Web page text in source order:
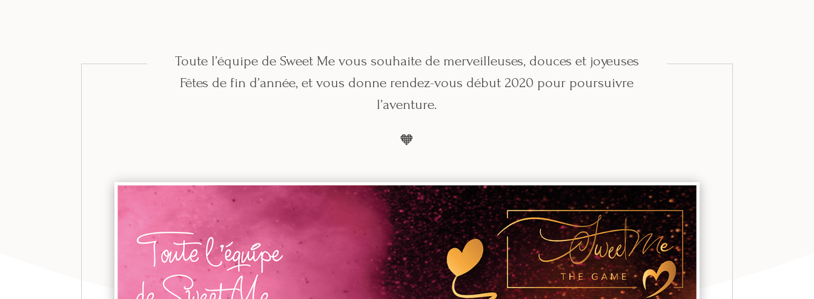
Toute l’équipe de Sweet Me vous souhaite de merveilleuses, douces et joyeuses
Fêtes de fin d’année, et vous donne rendez-vous début 2020 pour poursuivre
l’aventure.
🧡